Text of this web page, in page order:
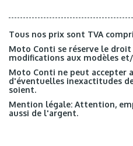
Tous nos prix sont TVA
Moto Conti se réserve le
modifications aux modèles
Moto Conti ne peut accepter
d'éventuelles inexactitudes
soient.
Mention légale: Attention,
aussi de l'argent.